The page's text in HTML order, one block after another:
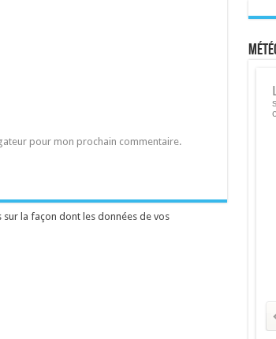
pour mon prochain commentaire.
sur la façon dont les données de vos